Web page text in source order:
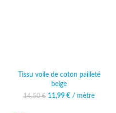
Tissu voile de coton pailleté
beige
14,50€
Le prix initial était :
11,99 €
Le prix
/ mètre